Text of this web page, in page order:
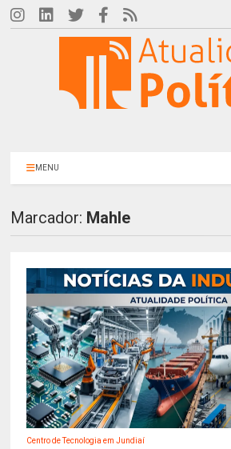
MENU
Marcador: Mahle
Centro de Tecnologia em Jundiaí